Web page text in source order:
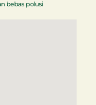
bebas polusi